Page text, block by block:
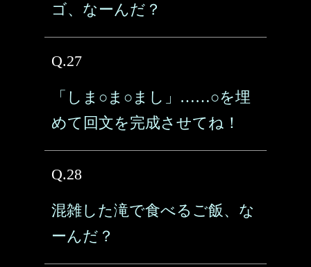
ゴ、なーんだ？
Q.27
「しま○ま○まし」……○を埋
めて回文を完成させてね！
Q.28
混雑した滝で食べるご飯、な
ーんだ？